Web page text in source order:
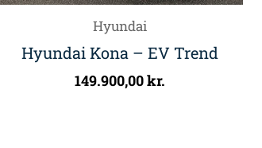
Hyundai
Hyundai Kona – EV Trend
149.900,00kr.